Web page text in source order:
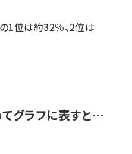
1位は約32％、2位は
グラフに表すと…